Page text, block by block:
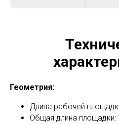
Геометрия:
Длина рабочей
Общая длина